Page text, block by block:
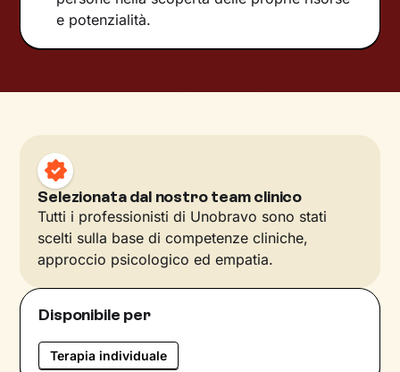
e potenzialità.
Selezionata dal nostro team clinico
Tutti i professionisti di Unobravo sono stati
scelti sulla base di competenze cliniche,
approccio psicologico ed empatia.
Disponibile per
Terapia individuale